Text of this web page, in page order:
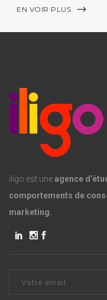
EN VOIR PLUS
iligo est uneagence
comportements de
marketing.